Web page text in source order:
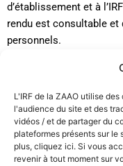
L'IRF de la ZAAO utilise
l'audience du site et des
vidéos / et de partager du
plateformes présents sur le
plus, cliquez ici. Si vous
revenir à tout moment sur
d’établissement et à
rendu est consultable et
personnels.
Elle devra aussi être
et de ne transmettre à
formation qui
l’Agence ou de ses
peuvent être
financement de l’IRF.